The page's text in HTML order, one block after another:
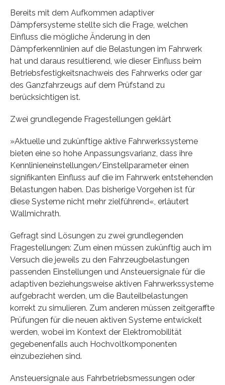
Bereits mit dem Aufkommen adaptiver
Dämpfersysteme stellte sich die Frage, welchen
Einfluss die mögliche Änderung in den
Dämpferkennlinien auf die Belastungen im Fahrwerk
hat und daraus resultierend, wie dieser Einfluss beim
Betriebsfestigkeitsnachweis des Fahrwerks oder gar
des Ganzfahrzeugs auf dem Prüfstand zu
berücksichtigen ist.
Zwei grundlegende Fragestellungen geklärt
»Aktuelle und zukünftige aktive Fahrwerkssysteme
bieten eine so hohe Anpassungsvarianz, dass ihre
Kennlinieneinstellungen/Einstellparameter einen
signifikanten Einfluss auf die im Fahrwerk entstehenden
Belastungen haben. Das bisherige Vorgehen ist für
diese Systeme nicht mehr zielführend«, erläutert
Wallmichrath.
Gefragt sind Lösungen zu zwei grundlegenden
Fragestellungen: Zum einen müssen zukünftig auch im
Versuch die jeweils zu den Fahrzeugbelastungen
passenden Einstellungen und Ansteuersignale für die
adaptiven beziehungsweise aktiven Fahrwerkssysteme
aufgebracht werden, um die Bauteilbelastungen
korrekt zu simulieren. Zum anderen müssen zeitgeraffte
Prüfungen für die neuen aktiven Systeme entwickelt
werden, wobei im Kontext der Elektromobilität
gegebenenfalls auch Hochvoltkomponenten
einzubeziehen sind.
Ansteuersignale aus Fahrbetriebsmessungen oder